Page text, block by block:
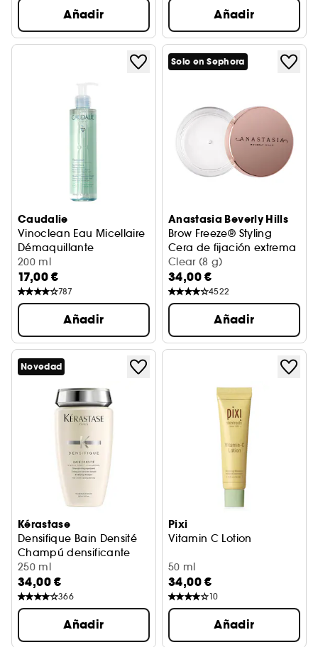
Añadir Añadir
Caudalie
Vinoclean Eau Micellaire
Démaquillante
Agua Micelar Desmaquillante
200 ml
17,00 €
787
Añadir
Solo en Sephora
Anastasia Beverly Hills
Brow Freeze® Styling
Cera de fijación extrema
Clear (8 g)
34,00 €
4522
Añadir
Novedad
Kérastase
Densifique Bain Densité
Champú densificante
250 ml
34,00 €
366
Añadir
Pixi
Vitamin C Lotion
50 ml
34,00 €
10
Añadir